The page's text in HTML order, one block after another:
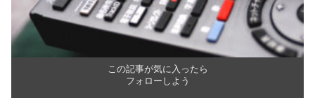
この記事が気に入ったら
フォローしよう